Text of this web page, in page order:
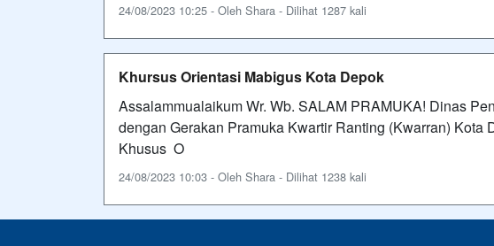
24/08/2023 10:25 - Oleh Shara - Dilihat 1287 kali
Khursus Orientasi Mabigus Kota Depok
Assalammualaikum Wr. Wb. SALAM PRAMUKA! Dinas
dengan Gerakan Pramuka Kwartir Ranting (Kwarran) Kota
Khusus O
24/08/2023 10:03 - Oleh Shara - Dilihat 1238 kali